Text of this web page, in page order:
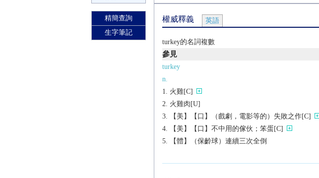
精簡查詢
生字筆記
權威釋義 英語
turkey的名詞複數
參見
turkey
n.
火雞[C]
火雞肉[U]
【美】【口】（戲劇，電影等的）失敗之作[C]
【美】【口】不中用的傢伙；笨蛋[C]
【體】（保齡球）連續三次全倒